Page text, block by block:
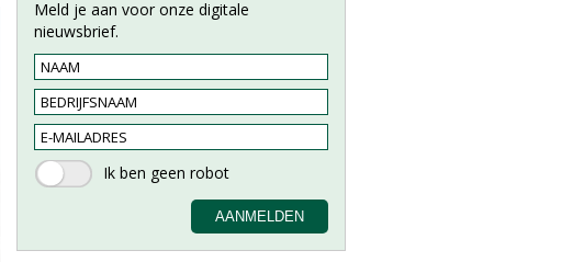
Meld je aan voor onze digitale
nieuwsbrief.